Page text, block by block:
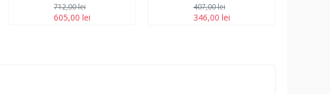
605,00 lei
712,00 lei
346,00 lei
407,00 lei